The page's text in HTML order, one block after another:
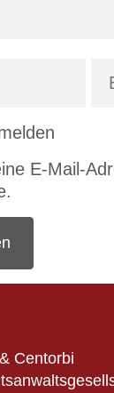
E-Mail-
Centorbi